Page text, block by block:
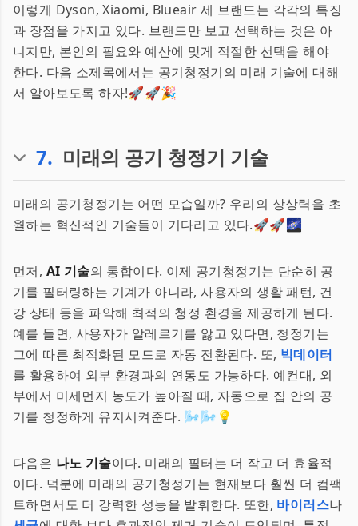
이렇게 Dyson, Xiaomi, Blueair 세 브랜드는 각각의 특징
과 장점을 가지고 있다. 브랜드만 보고 선택하는 것은 아
니지만, 본인의 필요와 예산에 맞게 적절한 선택을 해야
한다. 다음 소제목에서는 공기청정기의 미래 기술에 대해
서 알아보도록 하자!🚀🚀🎉
7. 미래의 공기 청정기 기술
미래의 공기청정기는 어떤 모습일까? 우리의 상상력을 초
월하는 혁신적인 기술들이 기다리고 있다.🚀🚀🌌
먼저, AI 기술의 통합이다. 이제 공기청정기는 단순히 공
기를 필터링하는 기계가 아니라, 사용자의 생활 패턴, 건
강 상태 등을 파악해 최적의 청정 환경을 제공하게 된다.
예를 들면, 사용자가 알레르기를 앓고 있다면, 청정기는
그에 따른 최적화된 모드로 자동 전환된다. 또, 빅데이터
를 활용하여 외부 환경과의 연동도 가능하다. 예컨대, 외
부에서 미세먼지 농도가 높아질 때, 자동으로 집 안의 공
기를 청정하게 유지시켜준다. 🌬️🌬️💡
다음은 나노 기술이다. 미래의 필터는 더 작고 더 효율적
이다. 덕분에 미래의 공기청정기는 현재보다 훨씬 더 컴팩
트하면서도 더 강력한 성능을 발휘한다. 또한, 바이러스나